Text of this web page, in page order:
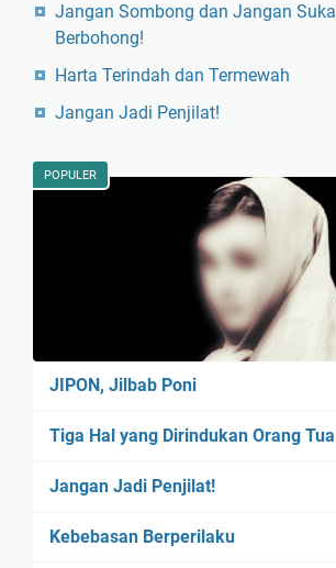
Jangan Sombong dan Jangan Suka
Berbohong!
Harta Terindah dan Termewah
Jangan Jadi Penjilat!
POPULER
JIPON, Jilbab Poni
Tiga Hal yang Dirindukan Orang Tua
Jangan Jadi Penjilat!
Kebebasan Berperilaku